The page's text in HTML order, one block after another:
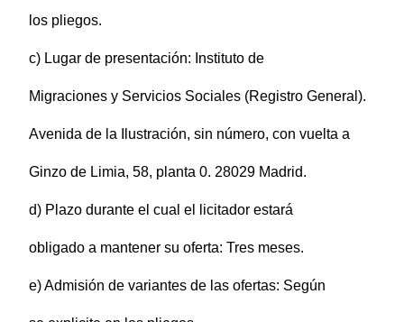
los pliegos.
c) Lugar de presentación: Instituto de
Migraciones y Servicios Sociales (Registro General).
Avenida de la Ilustración, sin número, con vuelta a
Ginzo de Limia, 58, planta 0. 28029 Madrid.
d) Plazo durante el cual el licitador estará
obligado a mantener su oferta: Tres meses.
e) Admisión de variantes de las ofertas: Según